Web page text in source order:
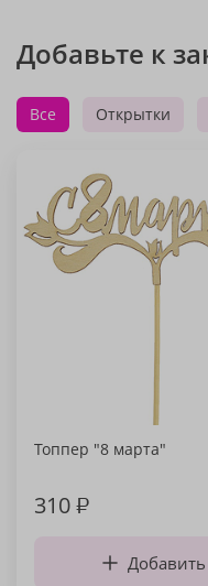
Добавьте к
Все Открытки
Топпер "8 марта"
310₽
Добавить